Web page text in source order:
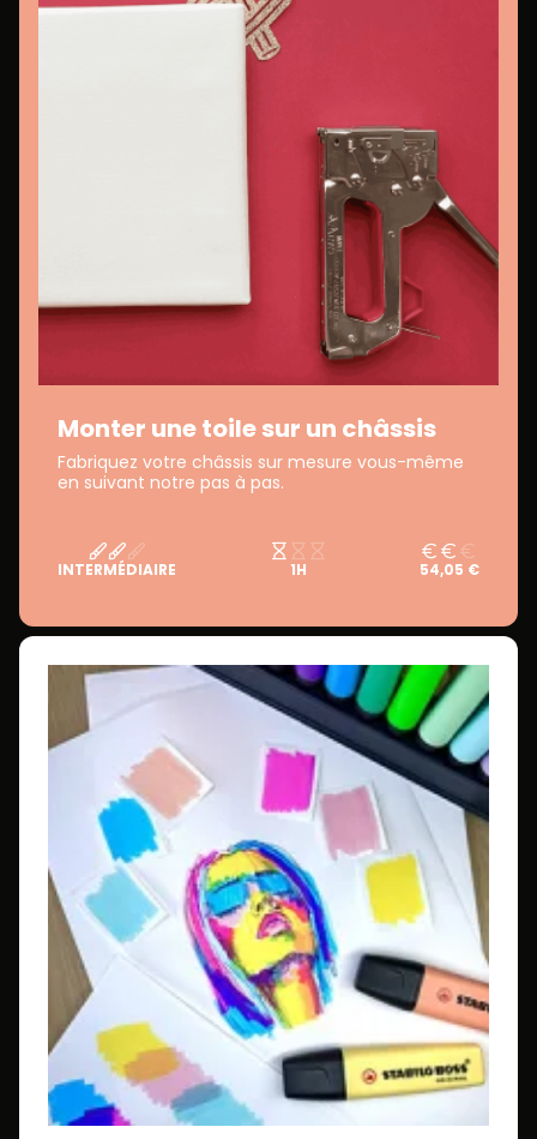
Monter une toile sur un châssis
Fabriquez votre châssis sur mesure vous-même
en suivant notre pas à pas.
INTERMÉDIAIRE 1H 54,05 €